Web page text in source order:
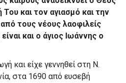
Του και τον αγιασμό και την
τους νέους λαοφιλείς
και ο άγιος Ιωάννης ο
και είχε γεννηθεί στη Ν.
στα 1690 από ευσεβή